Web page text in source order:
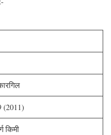
(2011)
किमी